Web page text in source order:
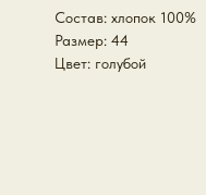
Состав: хлопок 100%
Размер: 44
Цвет: голубой